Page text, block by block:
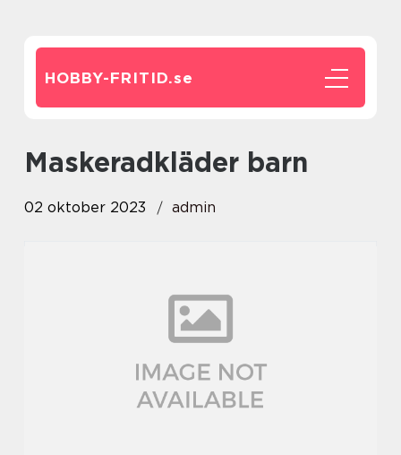
HOBBY-FRITID.se
maskeradkläder barn
02 oktober 2023 admin